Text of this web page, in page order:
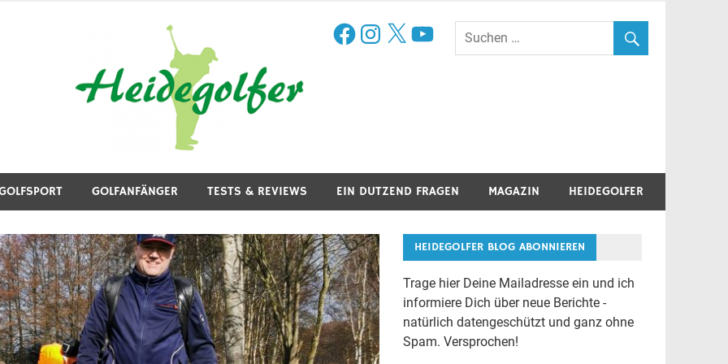
FacebookInstagram
X YouTube
GOLFANFÄNGER TESTS & REVIEWS EIN DUTZEND FRAGEN MAGAZIN HEIDEGOLFER
HEIDEGOLFER BLOG ABONNIEREN
Trage hier Deine Mailadresse ein und ich
informiere Dich über neue Berichte -
natürlich datengeschützt und ganz ohne
Spam. Versprochen!